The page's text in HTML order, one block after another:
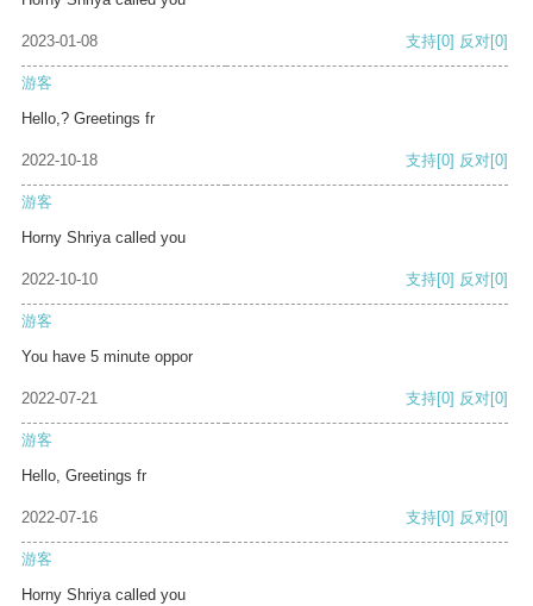
2023-01-08 支持[0] 反对[0]
游客
Hello,? Greetings fr
2022-10-18 支持[0] 反对[0]
游客
Horny Shriya called you
2022-10-10 支持[0] 反对[0]
游客
You have 5 minute oppor
2022-07-21 支持[0] 反对[0]
游客
Hello, Greetings fr
2022-07-16 支持[0] 反对[0]
游客
Horny Shriya called you